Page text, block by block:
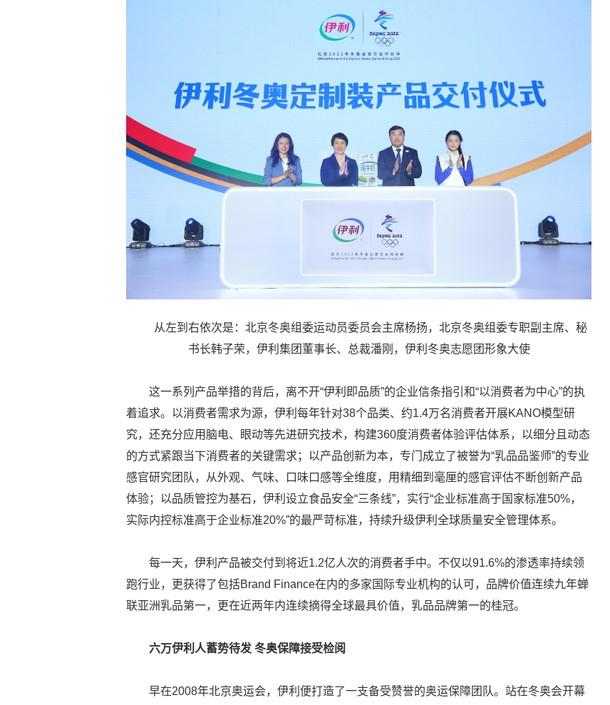
从左到右依次是：北京冬奥组委运动员委员会主席杨扬，北京冬奥组委专职副主席、秘
书长韩子荣，伊利集团董事长、总裁潘刚，伊利冬奥志愿团形象大使
这一系列产品举措的背后，离不开“伊利即品质”的企业信条指引和“以消费者为中心”的执
着追求。以消费者需求为源，伊利每年针对38个品类、约1.4万名消费者开展KANO模型研
究，还充分应用脑电、眼动等先进研究技术，构建360度消费者体验评估体系，以细分且动态
的方式紧跟当下消费者的关键需求；以产品创新为本，专门成立了被誉为“乳品品鉴师”的专业
感官研究团队，从外观、气味、口味口感等全维度，用精细到毫厘的感官评估不断创新产品
体验；以品质管控为基石，伊利设立食品安全“三条线”，实行“企业标准高于国家标准50%，
实际内控标准高于企业标准20%”的最严苛标准，持续升级伊利全球质量安全管理体系。
每一天，伊利产品被交付到将近1.2亿人次的消费者手中。不仅以91.6%的渗透率持续领
跑行业，更获得了包括Brand Finance在内的多家国际专业机构的认可，品牌价值连续九年蝉
联亚洲乳品第一，更在近两年内连续摘得全球最具价值，乳品品牌第一的桂冠。
六万伊利人蓄势待发 冬奥保障接受检阅
早在2008年北京奥运会，伊利便打造了一支备受赞誉的奥运保障团队。站在冬奥会开幕